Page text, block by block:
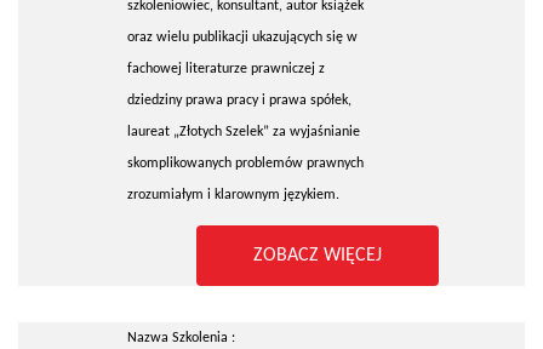
szkoleniowiec, konsultant, autor książek
oraz wielu publikacji ukazujących się w
fachowej literaturze prawniczej z
dziedziny prawa pracy i prawa spółek,
laureat „Złotych Szelek” za wyjaśnianie
skomplikowanych problemów prawnych
zrozumiałym i klarownym językiem.
ZOBACZ WIĘCEJ
Nazwa Szkolenia :